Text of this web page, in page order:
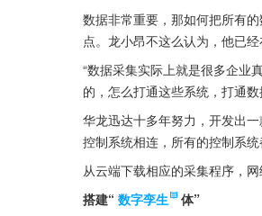
数据非常重要，那如何把所有
点。龙小昂不这么认为，他已
“数据采集实际上就是很多企业
的，怎么打通这些系统，打通
华龙迅达十多年努力，开发出
控制系统相连，所有的控制系
从云端下载相应的采集程序，
搭建“ 数字孪生
体”